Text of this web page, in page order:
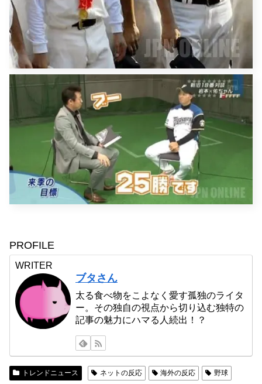
PROFILE
WRITER
ブタさん
太る食べ物をこよなく愛す孤独のライタ
ー。その独自の視点から切り込む独特の
記事の魅力にハマる人続出！？
トレンドニュース ネットの反応 海外の反応 野球